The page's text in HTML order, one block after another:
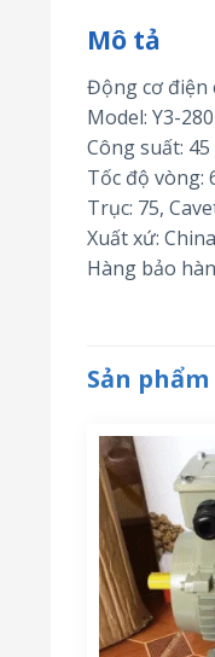
Mô tả
Động cơ điện
Model: Y3-
Công suất: 45
Tốc độ vòng:
Trục: 75,
Xuất xứ: China
Hàng bảo
Sản